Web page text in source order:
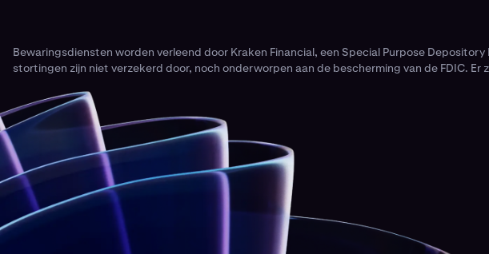
Bewaringsdiensten worden verleend door Kraken Financial, een Special Purpose
stortingen zijn niet verzekerd door, noch onderworpen aan de bescherming van de FDIC.